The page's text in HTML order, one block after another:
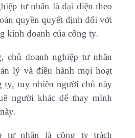
tư nhân là đại diện theo
quyền quyết định đối với
kinh doanh của công ty.
chủ doanh nghiệp tư nhân
lý và điều hành mọi hoạt
ty, tuy nhiên người chủ này
người khác để thay mình
tư nhân là công ty trách